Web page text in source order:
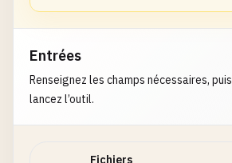
Entrées
Renseignez les champs nécessaires, puis
lancez l’outil.
Fichiers